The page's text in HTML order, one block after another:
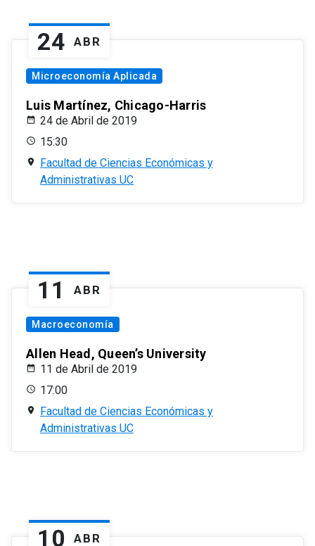
24 ABR
Microeconomía Aplicada
Luis Martínez, Chicago-Harris
24 de Abril de 2019
15:30
Facultad de Ciencias Económicas y
Administrativas UC
11 ABR
Macroeconomía
Allen Head, Queen’s University
11 de Abril de 2019
17:00
Facultad de Ciencias Económicas y
Administrativas UC
10 ABR